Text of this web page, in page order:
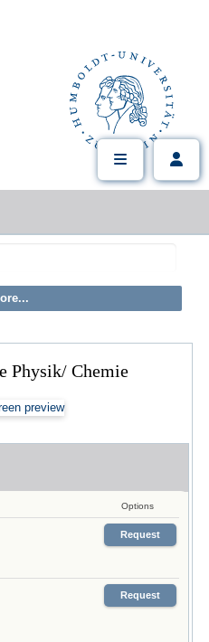
Physik/ Chemie
Options
Request
Request